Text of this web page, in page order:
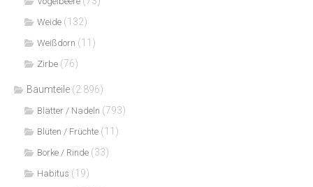
Weide (132)
Weißdorn (11)
Zirbe (76)
Baumteile (2.896)
Blätter / Nadeln (793)
Blüten / Früchte (11)
Borke / Rinde (33)
Habitus (19)